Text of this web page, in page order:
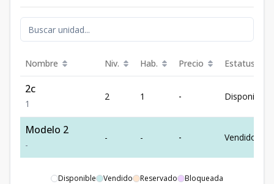
Nombre Niv. Hab. Precio Estatus
2c
1
2 1 - Disponible
Modelo 2
-
- - - Vendido
Disponible Vendido Reservado Bloqueada